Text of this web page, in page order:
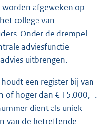
worden afgeweken op
college van
Onder de drempel
adviesfunctie
uitbrengen.
een register bij van
of hoger dan € 15.000, -.
dient als uniek
van de betreffende